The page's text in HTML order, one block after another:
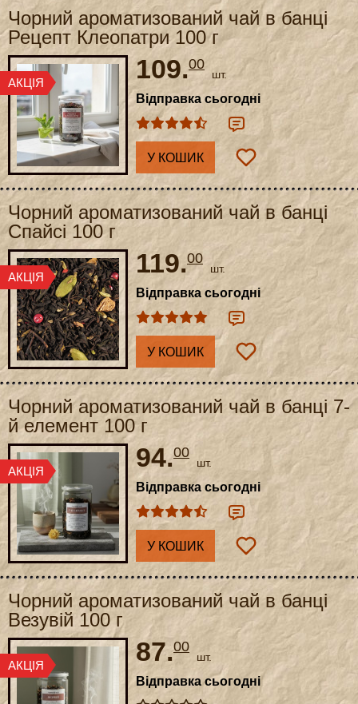
Чорний ароматизований чай в банці
Рецепт Клеопатри 100 г
109.00
шт.
Відправка сьогодні
У КОШИК
Чорний ароматизований чай в банці
Спайсі 100 г
119.00
шт.
Відправка сьогодні
У КОШИК
Чорний ароматизований чай в банці 7-
й елемент 100 г
94.00
шт.
Відправка сьогодні
У КОШИК
Чорний ароматизований чай в банці
Везувій 100 г
87.00
шт.
Відправка сьогодні